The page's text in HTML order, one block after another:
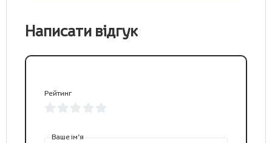
Написати відгук
Рейтинг
Ваше ім’я